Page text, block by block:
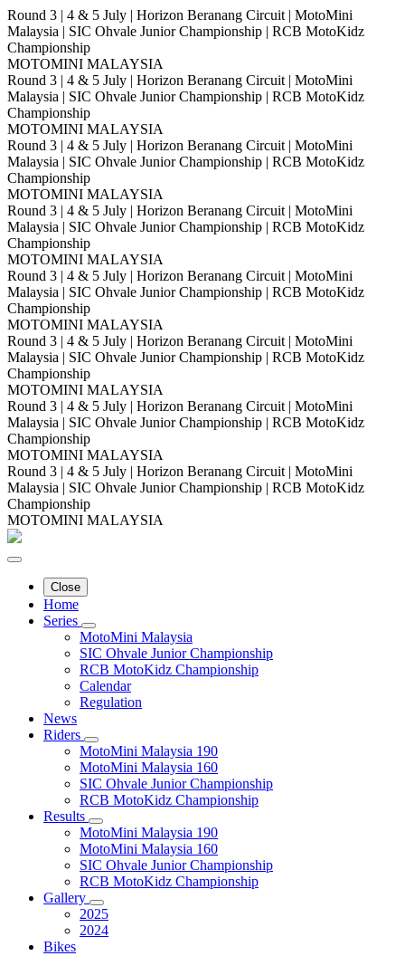
Round 3 | 4 & 5 July | Horizon Beranang Circuit | MotoMini
Malaysia | SIC Ohvale Junior Championship | RCB MotoKidz
Championship
MOTOMINI MALAYSIA
Round 3 | 4 & 5 July | Horizon Beranang Circuit | MotoMini
Malaysia | SIC Ohvale Junior Championship | RCB MotoKidz
Championship
MOTOMINI MALAYSIA
Round 3 | 4 & 5 July | Horizon Beranang Circuit | MotoMini
Malaysia | SIC Ohvale Junior Championship | RCB MotoKidz
Championship
MOTOMINI MALAYSIA
Round 3 | 4 & 5 July | Horizon Beranang Circuit | MotoMini
Malaysia | SIC Ohvale Junior Championship | RCB MotoKidz
Championship
MOTOMINI MALAYSIA
Round 3 | 4 & 5 July | Horizon Beranang Circuit | MotoMini
Malaysia | SIC Ohvale Junior Championship | RCB MotoKidz
Championship
MOTOMINI MALAYSIA
Round 3 | 4 & 5 July | Horizon Beranang Circuit | MotoMini
Malaysia | SIC Ohvale Junior Championship | RCB MotoKidz
Championship
MOTOMINI MALAYSIA
Round 3 | 4 & 5 July | Horizon Beranang Circuit | MotoMini
Malaysia | SIC Ohvale Junior Championship | RCB MotoKidz
Championship
MOTOMINI MALAYSIA
Round 3 | 4 & 5 July | Horizon Beranang Circuit | MotoMini
Malaysia | SIC Ohvale Junior Championship | RCB MotoKidz
Championship
MOTOMINI MALAYSIA
Close
Home
Series
MotoMini Malaysia
SIC Ohvale Junior Championship
RCB MotoKidz Championship
Calendar
Regulation
News
Riders
MotoMini Malaysia 190
MotoMini Malaysia 160
SIC Ohvale Junior Championship
RCB MotoKidz Championship
Results
MotoMini Malaysia 190
MotoMini Malaysia 160
SIC Ohvale Junior Championship
RCB MotoKidz Championship
Gallery
2025
2024
Bikes